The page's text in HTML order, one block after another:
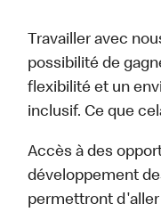
Travailler avec
possibilité de
flexibilité et un
inclusif. Ce que
Accès à des
développement
permettront